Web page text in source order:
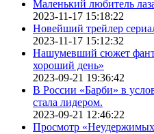
Маленький любитель
2023-11-17 15:18:22
Новейший трейлер
2023-11-17 15:12:32
Нашумевший сюжет
хороший день»
2023-09-21 19:36:42
В России «Барби» в
стала лидером.
2023-09-21 12:46:22
Просмотр